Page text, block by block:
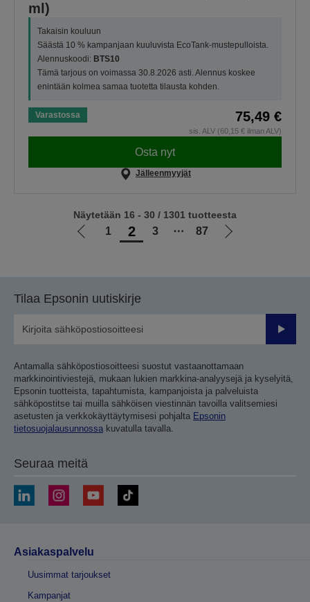
ml)
Takaisin kouluun
Säästä 10 % kampanjaan kuuluvista EcoTank-mustepulloista.
Alennuskoodi: BTS10
Tämä tarjous on voimassa 30.8.2026 asti. Alennus koskee
enintään kolmea samaa tuotetta tilausta kohden.
Varastossa 75,49 €
sis. ALV (60,15 € ilman ALV)
Osta nyt
Jälleenmyyjät
Siirry
1 2 3 ⋯ 87
Siirry
Näytetään 16 - 30 / 1301 tuotteesta
Tilaa Epsonin uutiskirje
Lähetä
Antamalla sähköpostiosoitteesi suostut vastaanottamaan
markkinointiviestejä, mukaan lukien markkina-analyysejä ja kyselyitä,
Epsonin tuotteista, tapahtumista, kampanjoista ja palveluista
sähköpostitse tai muilla sähköisen viestinnän tavoilla valitsemiesi
asetusten ja verkkokäyttäytymisesi pohjalta Epsonin
tietosuojalausunnossa kuvatulla tavalla.
Seuraa meitä
Asiakaspalvelu
Uusimmat tarjoukset
Kampanjat